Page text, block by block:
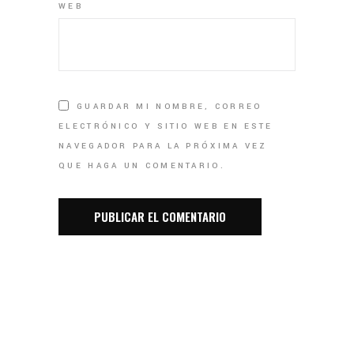
WEB
GUARDAR MI NOMBRE, CORREO
ELECTRÓNICO Y SITIO WEB EN ESTE
NAVEGADOR PARA LA PRÓXIMA VEZ
QUE HAGA UN COMENTARIO.